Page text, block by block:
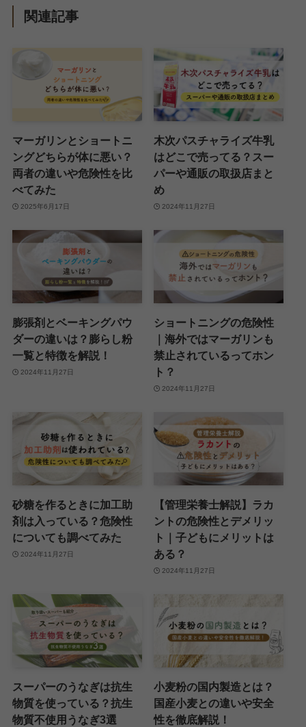
関連記事
マーガリンとショートニ
ングどちらが体に悪い？
両者の違いや危険性を比
べてみた
2025年6月17日
木次パスチャライズ牛乳
はどこで売ってる？スー
パーや通販の取扱店まと
め
2024年11月27日
膨張剤とベーキングパウ
ダーの違いは？膨らし粉
一覧と特徴を解説！
2024年11月27日
ショートニングの危険性
｜海外ではマーガリンも
禁止されているってホン
ト？
2024年11月27日
砂糖を作るときに加工助
剤は入っている？危険性
についても調べてみた
2024年11月27日
【管理栄養士解説】ラカ
ントの危険性とデメリッ
ト｜子どもにメリットは
ある？
2024年11月27日
スーパーのうなぎは抗生
物質を使っている？抗生
物質不使用うなぎ3選
小麦粉の国内製造とは？
国産小麦との違いや安全
性を徹底解説！